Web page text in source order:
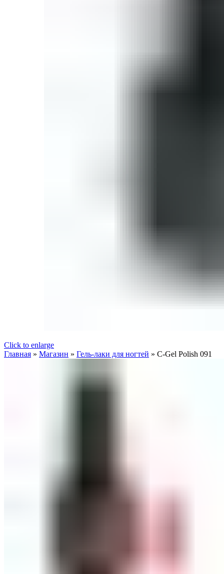
Click to enlarge
Главная » Магазин » Гель-лаки для ногтей » C-Gel Polish 091